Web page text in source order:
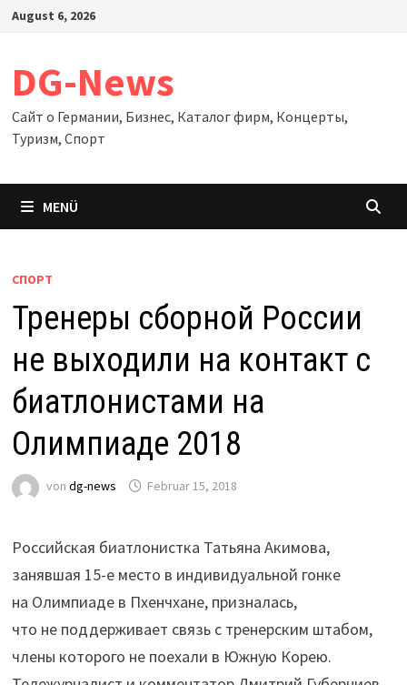
Zum
August 6, 2026
DG-News
Сайт о Германии, Бизнес, Каталог фирм, Концерты,
Туризм, Спорт
MENÜ
СПОРТ
Тренеры сборной России
не выходили на контакт с
биатлонистами на
Олимпиаде 2018
von dg-news Februar 15, 2018
Российская биатлонистка Татьяна Акимова,
занявшая 15-е место в индивидуальной гонке
на Олимпиаде в Пхенчхане, призналась,
что не поддерживает связь с тренерским штабом,
члены которого не поехали в Южную Корею.